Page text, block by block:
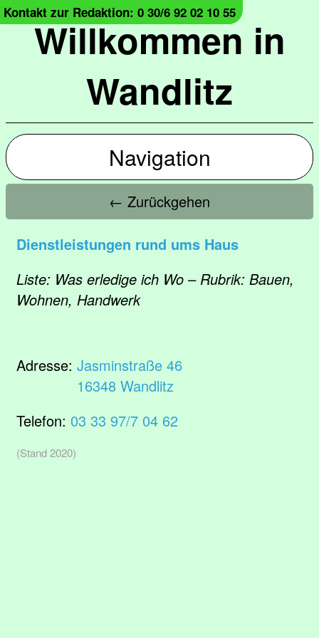
Willkommen in
Wandlitz
Kontakt zur Redaktion: 0 30/6 92 02 10 55
Navigation
← Zurückgehen
Dienstleistungen rund ums Haus
Liste: Was erledige ich Wo – Rubrik: Bauen,
Wohnen, Handwerk
Adresse: Jasminstraße 46
16348 Wandlitz
Telefon: 03 33 97/7 04 62
(Stand 2020)